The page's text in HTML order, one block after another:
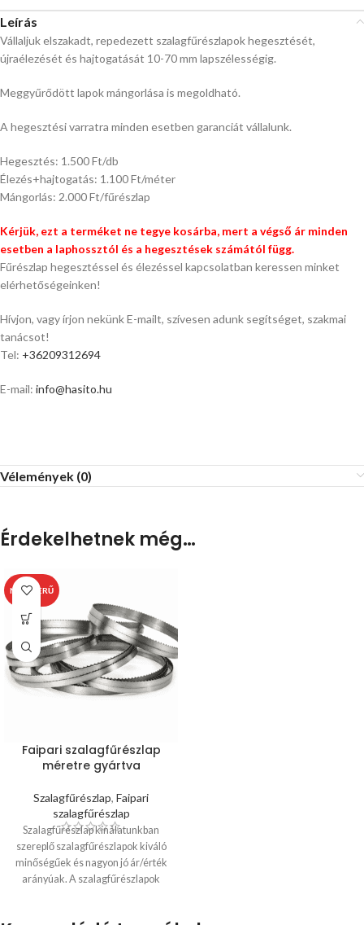
Leírás
Vállaljuk elszakadt, repedezett szalagfűrészlapok hegesztését,
újraélezését és hajtogatását 10-70 mm lapszélességig.
Meggyűrődött lapok mángorlása is megoldható.
A hegesztési varratra minden esetben garanciát vállalunk.
Hegesztés: 1.500 Ft/db
Élezés+hajtogatás: 1.100 Ft/méter
Mángorlás: 2.000 Ft/fűrészlap
Kérjük, ezt a terméket ne tegye kosárba, mert a végső ár minden
esetben a laphossztól és a hegesztések számától függ.
Fűrészlap hegesztéssel és élezéssel kapcsolatban keressen minket
elérhetőségeinken!
Hívjon, vagy írjon nekünk E-mailt, szívesen adunk segítséget, szakmai
tanácsot!
Tel: +36209312694
E-mail: info@hasito.hu
Vélemények (0)
Érdekelhetnek még…
NÉPSZERŰ
Faipari szalagfűrészlap
méretre gyártva
Szalagfűrészlap, Faipari
szalagfűrészlap
Szalagfűrészlap kínálatunkban
szereplő szalagfűrészlapok kiváló
minőségűek és nagyon jó ár/érték
arányúak. A szalagfűrészlapok